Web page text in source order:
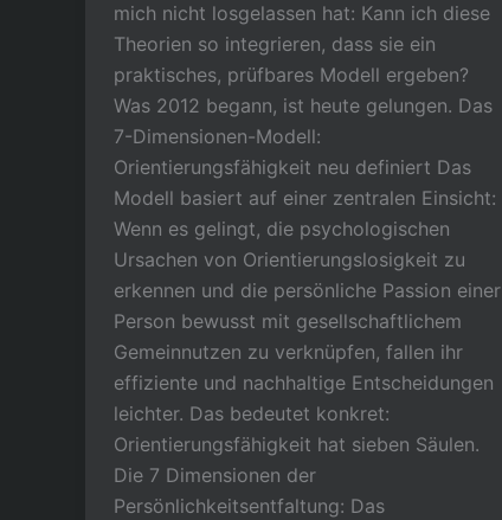
mich nicht losgelassen hat: Kann ich diese
Theorien so integrieren, dass sie ein
praktisches, prüfbares Modell ergeben?
Was 2012 begann, ist heute gelungen. Das
7-Dimensionen-Modell:
Orientierungsfähigkeit neu definiert Das
Modell basiert auf einer zentralen Einsicht:
Wenn es gelingt, die psychologischen
Ursachen von Orientierungslosigkeit zu
erkennen und die persönliche Passion einer
Person bewusst mit gesellschaftlichem
Gemeinnutzen zu verknüpfen, fallen ihr
effiziente und nachhaltige Entscheidungen
leichter. Das bedeutet konkret:
Orientierungsfähigkeit hat sieben Säulen.
Die 7 Dimensionen der
Persönlichkeitsentfaltung: Das